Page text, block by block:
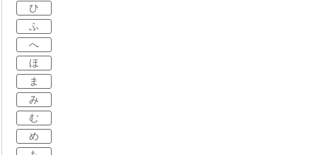
ひ
ふ
へ
ほ
ま
み
む
め